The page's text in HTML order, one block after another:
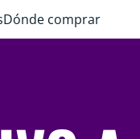
Dónde comprar